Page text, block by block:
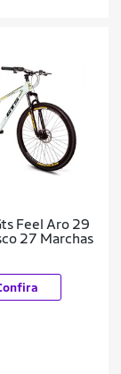
Feel Aro 29
27 Marchas